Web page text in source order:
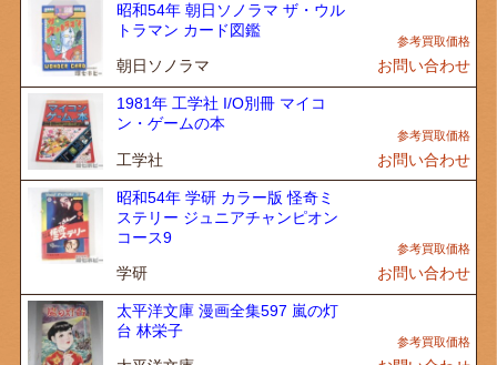
昭和54年 朝日ソノラマ ザ・ウル
トラマン カード図鑑
朝日ソノラマ お問い合わせ
1981年 工学社 I/O別冊 マイコ
ン・ゲームの本
工学社 お問い合わせ
昭和54年 学研 カラー版 怪奇ミ
ステリー ジュニアチャンピオン
コース9
学研 お問い合わせ
太平洋文庫 漫画全集597 嵐の灯
台 林栄子